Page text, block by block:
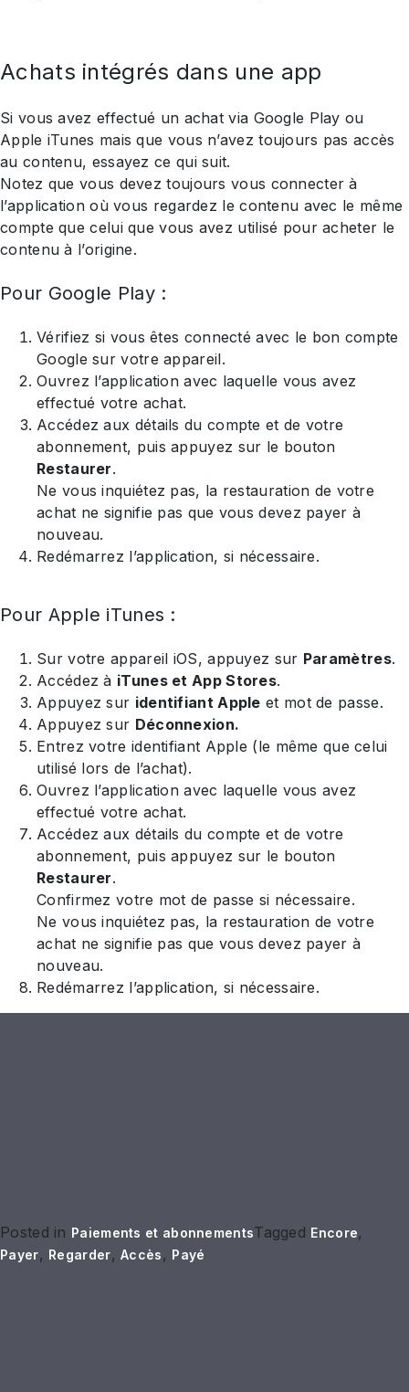
Achats intégrés dans une app
Si vous avez effectué un achat via Google Play ou
Apple iTunes mais que vous n’avez toujours pas accès
au contenu, essayez ce qui suit.
Notez que vous devez toujours vous connecter à
l’application où vous regardez le contenu avec le même
compte que celui que vous avez utilisé pour acheter le
contenu à l’origine.
Pour Google Play :
Vérifiez si vous êtes connecté avec le bon compte
Google sur votre appareil.
Ouvrez l’application avec laquelle vous avez
effectué votre achat.
Accédez aux détails du compte et de votre
abonnement, puis appuyez sur le bouton
Restaurer.
Ne vous inquiétez pas, la restauration de votre
achat ne signifie pas que vous devez payer à
nouveau.
Redémarrez l’application, si nécessaire.
Pour Apple iTunes :
Sur votre appareil iOS, appuyez sur Paramètres.
Accédez à iTunes et App Stores.
Appuyez sur identifiant Apple et mot de passe.
Appuyez sur Déconnexion.
Entrez votre identifiant Apple (le même que celui
utilisé lors de l’achat).
Ouvrez l’application avec laquelle vous avez
effectué votre achat.
Accédez aux détails du compte et de votre
abonnement, puis appuyez sur le bouton
Restaurer.
Confirmez votre mot de passe si nécessaire.
Ne vous inquiétez pas, la restauration de votre
achat ne signifie pas que vous devez payer à
nouveau.
Redémarrez l’application, si nécessaire.
Posted in Paiements et abonnementsTagged Encore,
Payer, Regarder,Accès, Payé